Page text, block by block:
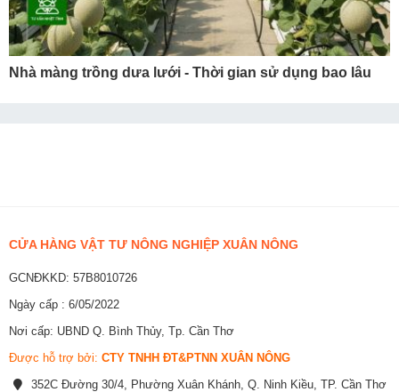
Nhà màng trồng dưa lưới - Thời gian sử dụng bao lâu
CỬA HÀNG VẬT TƯ NÔNG NGHIỆP XUÂN NÔNG
GCNĐKKD: 57B8010726
Ngày cấp : 6/05/2022
Nơi cấp: UBND Q. Bình Thủy, Tp. Cần Thơ
Được hỗ trợ bởi: CTY TNHH ĐT&PTNN XUÂN NÔNG
352C Đường 30/4, Phường Xuân Khánh, Q. Ninh Kiều, TP. Cần Thơ